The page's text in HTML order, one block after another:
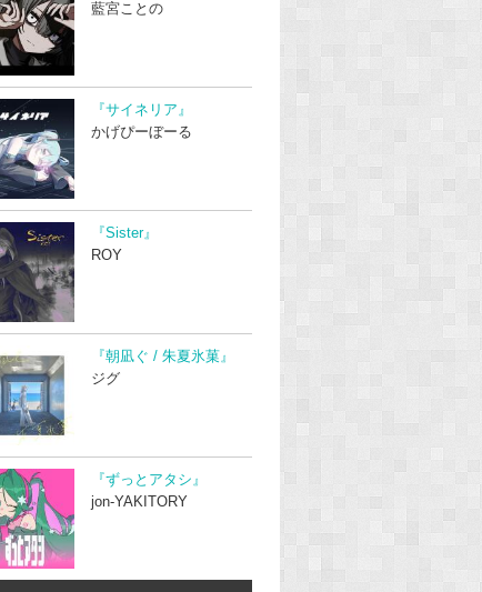
藍宮ことの
『サイネリア』
かげぴーぼーる
『Sister』
ROY
『朝凪ぐ / 朱夏氷菓』
ジグ
『ずっとアタシ』
jon-YAKITORY